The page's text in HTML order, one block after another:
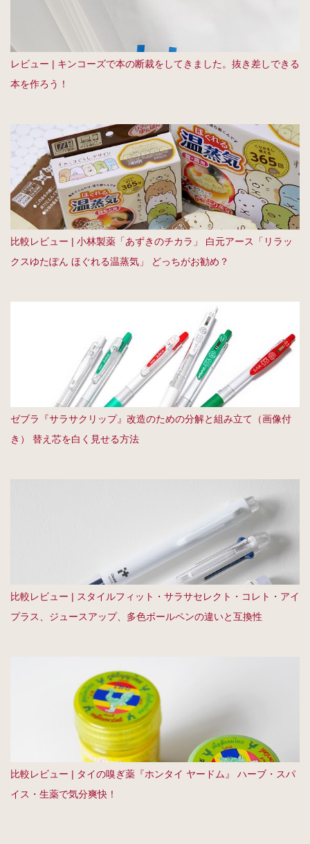
レビュー | キンコーズで本の断裁をしてきました。抜き差しできる
本を作ろう！
比較レビュー | 小林製薬「あずきのチカラ」 白元アース「リラッ
クスゆたぽん ほぐれる温蒸気」 どっちがお勧め？
ゼブラ『サラサクリップ』改造のための分解と組み立て（画像付
き） 替え芯を白く見せる方法
比較レビュー | スタイルフィット・サラサセレクト・コレト・アイ
プラス、ジュースアップ、多色ボールペンの違いと互換性
比較レビュー | タイの嗅ぎ薬『ホンタイ ヤードム』 ハーブ・スパ
イス・生薬で気分爽快！